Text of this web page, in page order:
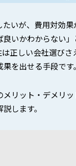
たいが、費用対効果
良いかわからない
正しい会社選び
を出せる手段です。
リット・デメリッ
します。